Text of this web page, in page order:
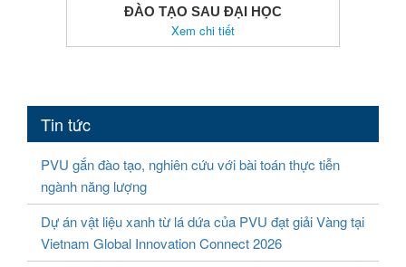
ĐÀO TẠO SAU ĐẠI HỌC
Xem chi tiết
Tin tức
PVU gắn đào tạo, nghiên cứu với bài toán thực tiễn
ngành năng lượng
Dự án vật liệu xanh từ lá dứa của PVU đạt giải Vàng tại
Vietnam Global Innovation Connect 2026